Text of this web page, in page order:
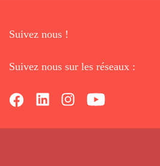
Suivez nous !
Suivez nous sur les réseaux :